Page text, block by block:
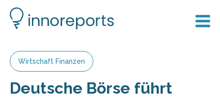
Wirtschaft Finanzen
Deutsche Börse führt